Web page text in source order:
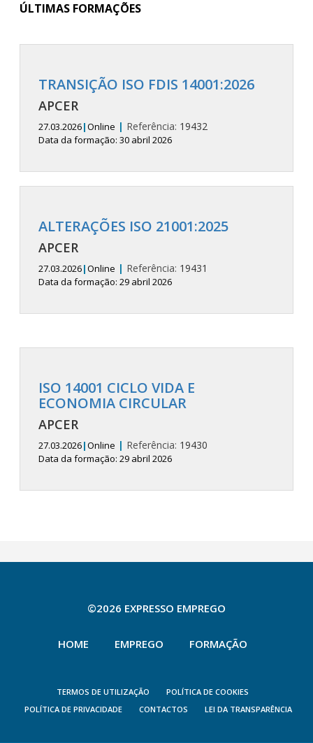
ÚLTIMAS FORMAÇÕES
TRANSIÇÃO ISO FDIS 14001:2026
APCER
27.03.2026|Online | Referência: 19432
Data da formação: 30 abril 2026
ALTERAÇÕES ISO 21001:2025
APCER
27.03.2026|Online | Referência: 19431
Data da formação: 29 abril 2026
ISO 14001 CICLO VIDA E
ECONOMIA CIRCULAR
APCER
27.03.2026|Online | Referência: 19430
Data da formação: 29 abril 2026
©2026 EXPRESSO EMPREGO
HOME EMPREGO FORMAÇÃO
TERMOS DE UTILIZAÇÃO
POLÍTICA DE COOKIES
POLÍTICA DE PRIVACIDADE
CONTACTOS LEI DA TRANSPARÊNCIA